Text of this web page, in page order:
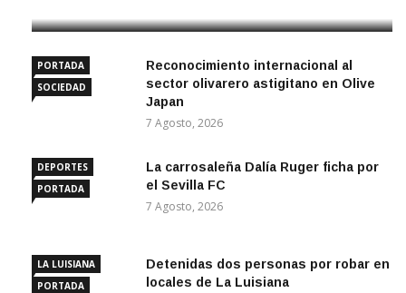
PORTADA
SOCIEDAD
Reconocimiento internacional al
sector olivarero astigitano en Olive
Japan
7 Agosto, 2026
DEPORTES
PORTADA
La carrosaleña Dalía Ruger ficha por
el Sevilla FC
7 Agosto, 2026
LA LUISIANA
PORTADA
Detenidas dos personas por robar en
locales de La Luisiana